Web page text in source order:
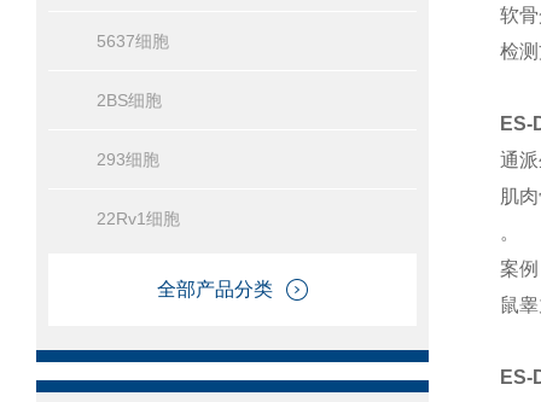
5637细胞
2BS细胞
293细胞
22Rv1细胞
全部产品分类
软
检
ES-
通
肌
。
案
鼠
ES-